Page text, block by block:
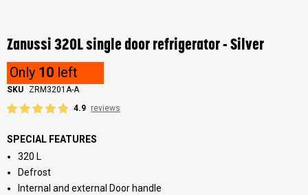
the
beginning
of
the
images
Zanussi 320L single door refrigerator - Silver
Only 10 left
SKU
ZRM3201A-A
4.9 reviews
SPECIAL FEATURES
320 L
Defrost
Internal and external Door handle